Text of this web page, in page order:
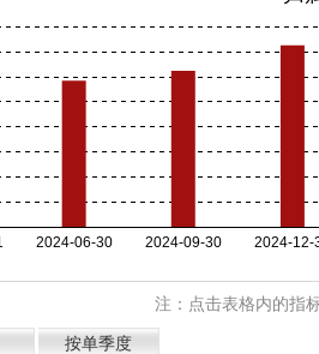
注：点击表格内的指
按单季度